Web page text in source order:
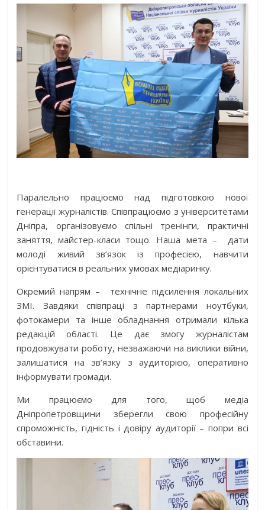
Паралельно працюємо над підготовкою нової
генерації журналістів. Співпрацюємо з університетами
Дніпра, організовуємо спільні тренінги, практичні
заняття, майстер-класи тощо. Наша мета –
дати
молоді живий зв’язок із професією, навчити
орієнтуватися в реальних умовах медіаринку.
Окремий напрям –
технічне підсилення локальних
ЗМІ. Завдяки співпраці з партнерами ноутбуки,
фотокамери та інше обладнання отримали кілька
редакцій області. Це дає змогу журналістам
продовжувати роботу, незважаючи на виклики війни,
залишатися на зв’язку з аудиторією, оперативно
інформувати громади.
Ми працюємо для того, щоб медіа
Дніпропетровщини зберегли свою професійну
спроможність, гідність і довіру аудиторії – попри всі
обставини.